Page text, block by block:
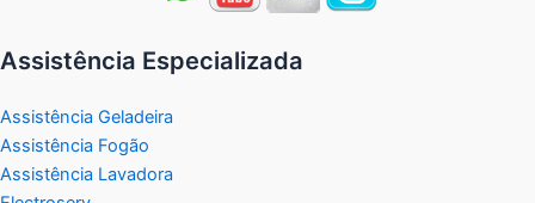
Assistência Especializada
Assistência Geladeira
Assistência Fogão
Assistência Lavadora